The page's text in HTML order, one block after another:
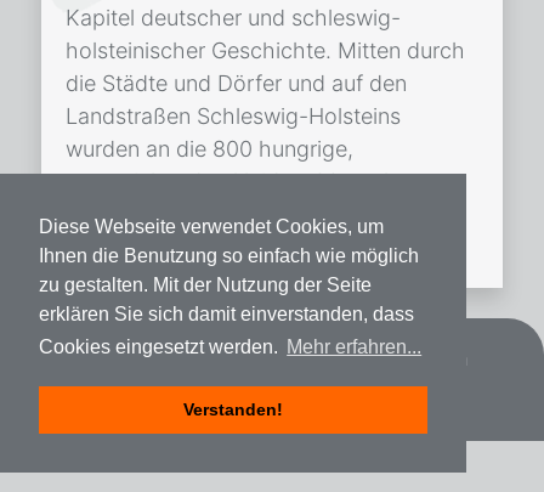
Diese Webseite verwendet Cookies, um
Ihnen die Benutzung so einfach wie möglich
zu gestalten. Mit der Nutzung der Seite
erklären Sie sich damit einverstanden, dass
Cookies eingesetzt werden. Mehr erfahren...
Verstanden!
Kapitel deutscher und schleswig-
holsteinischer Geschichte. Mitten durch
die Städte und Dörfer und auf den
Landstraßen Schleswig-Holsteins
wurden an die 800 hungrige,
unzureichend gekleidete Menschen von
einem Ort des Grauens zum anderen
getrieben. […]
Datenschutz Impressum Spenden